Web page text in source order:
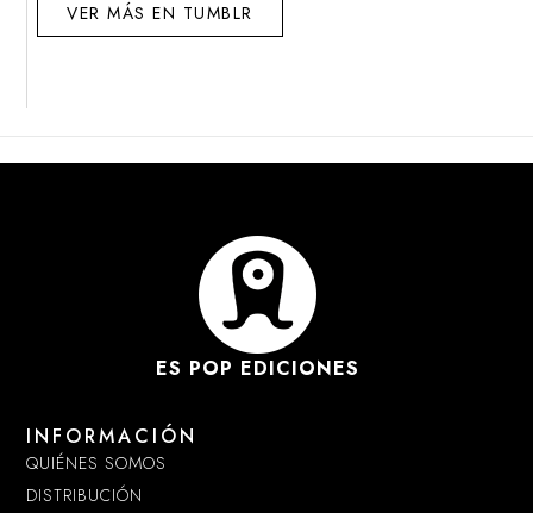
VER MÁS EN TUMBLR
ES POP EDICIONES
INFORMACIÓN
QUIÉNES SOMOS
DISTRIBUCIÓN